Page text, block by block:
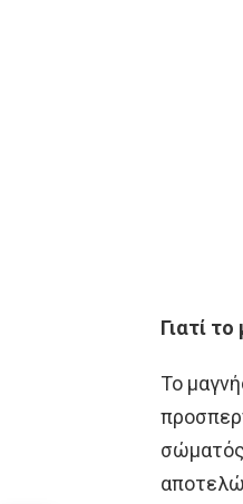
Γιατί
Το
σώματός